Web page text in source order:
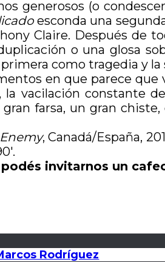
generosos (o
esconda una
Claire. Después de
o una glosa
como tragedia y
en que parece que
la vacilación constante
farsa, un gran
, Canadá/España,
invitarnos un
Rodríguez